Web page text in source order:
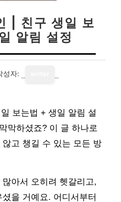
| 친구 생일 보
알림 설정
성자:
보는법 + 생일 알림 설
막하셨죠? 이 글 하나로
고 챙길 수 있는 모든 방
아서 오히려 헷갈리고,
을 거예요. 어디서부터